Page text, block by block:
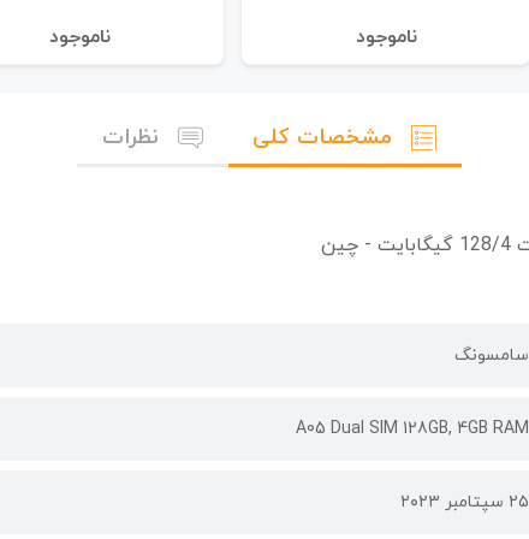
نا‌موجود نا‌موجود
مشخصات کلی نظرات
سامسونگ
A05 Dual SIM 128GB, 4GB RAM
۲۵ سپتامبر ۲۰۲۳